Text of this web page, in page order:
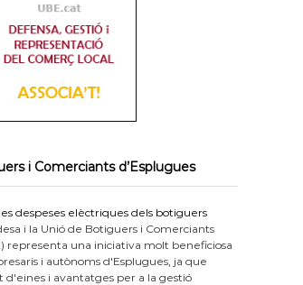
i Comerciants d’Esplugues
despeses elèctriques dels botiguers
i la Unió de Botiguers i Comerciants
representa una iniciativa molt beneficiosa
i autònoms d'Esplugues, ja que
d'eines i avantatges per a la gestió